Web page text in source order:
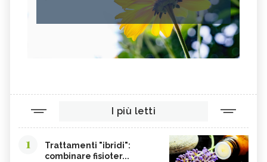
I più letti
1
Trattamenti "ibridi":
combinare fisioter...